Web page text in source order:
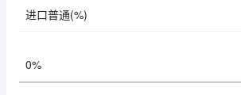
进口普通(%)
0%